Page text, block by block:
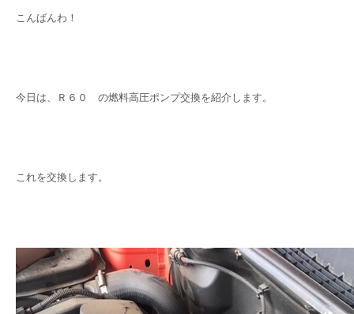
こんばんわ！
今日は、Ｒ６０ の燃料高圧ポンプ交換を紹介します。
これを交換します。